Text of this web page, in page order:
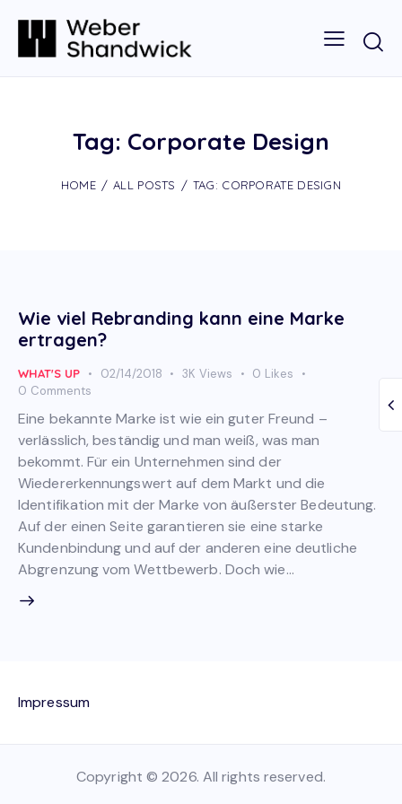
Tag: Corporate Design
HOME ALL POSTS TAG: CORPORATE DESIGN
Wie viel Rebranding kann eine Marke
ertragen?
WHAT'S UP 02/14/2018 3K Views 0 Likes
0 Comments
Eine bekannte Marke ist wie ein guter Freund –
verlässlich, beständig und man weiß, was man
bekommt. Für ein Unternehmen sind der
Wiedererkennungswert auf dem Markt und die
Identifikation mit der Marke von äußerster Bedeutung.
Auf der einen Seite garantieren sie eine starke
Kundenbindung und auf der anderen eine deutliche
Abgrenzung vom Wettbewerb. Doch wie…
Impressum
Copyright © 2026. All rights reserved.